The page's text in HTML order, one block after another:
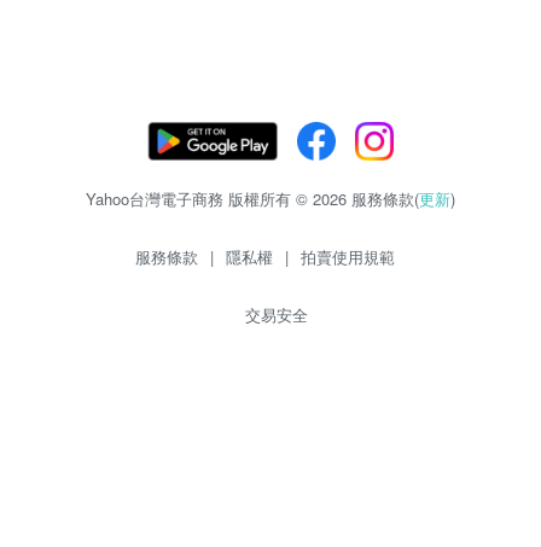
Yahoo台灣電子商務 版權所有 © 2026 服務條款(更新)
服務條款 | 隱私權 | 拍賣使用規範
交易安全